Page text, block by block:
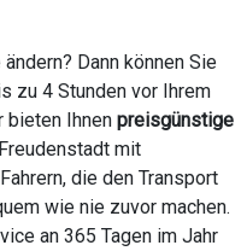
Dann können Sie
zu 4 Stunden vor Ihrem
bieten Ihnen preisgünstige
mit
die den Transport
wie nie zuvor machen.
an 365 Tagen im Jahr